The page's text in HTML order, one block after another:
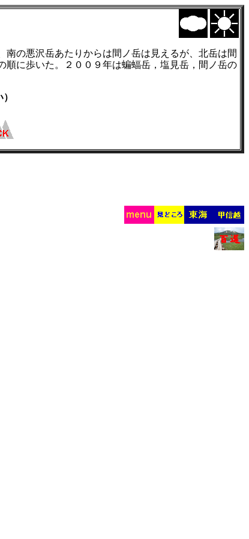
の悪沢岳あたりからは間ノ岳は見えるが、北岳は間
順に歩いた。２００９年は蝙蝠岳，塩見岳，間ノ岳の